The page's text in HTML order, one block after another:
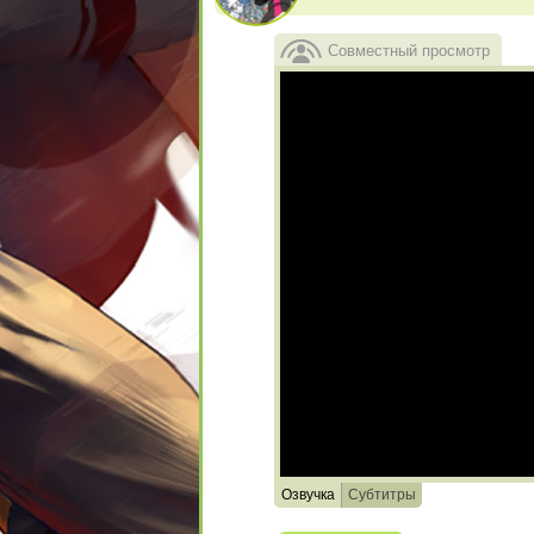
Совместный просмотр
Озвучка Субтитры